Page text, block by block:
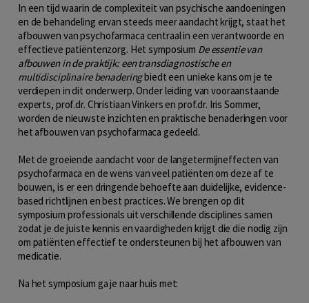
In een tijd waarin de complexiteit van psychische aandoeningen
en de behandeling ervan steeds meer aandacht krijgt, staat het
afbouwen van psychofarmaca centraal in een verantwoorde en
effectieve patiëntenzorg. Het symposium De essentie van
afbouwen in de praktijk: een transdiagnostische en
multidisciplinaire benaderingbiedt een unieke kans om je te
verdiepen in dit onderwerp. Onder leiding van vooraanstaande
experts, prof.dr. Christiaan Vinkers en prof.dr. Iris Sommer,
worden de nieuwste inzichten en praktische benaderingen voor
het afbouwen van psychofarmaca gedeeld.
Met de groeiende aandacht voor de langetermijneffecten van
psychofarmaca en de wens van veel patiënten om deze af te
bouwen, is er een dringende behoefte aan duidelijke, evidence-
based richtlijnen en best practices. We brengen op dit
symposium professionals uit verschillende disciplines samen
zodat je de juiste kennis en vaardigheden krijgt die die nodig zijn
om patiënten effectief te ondersteunen bij het afbouwen van
medicatie.
Na het symposium ga je naar huis met: